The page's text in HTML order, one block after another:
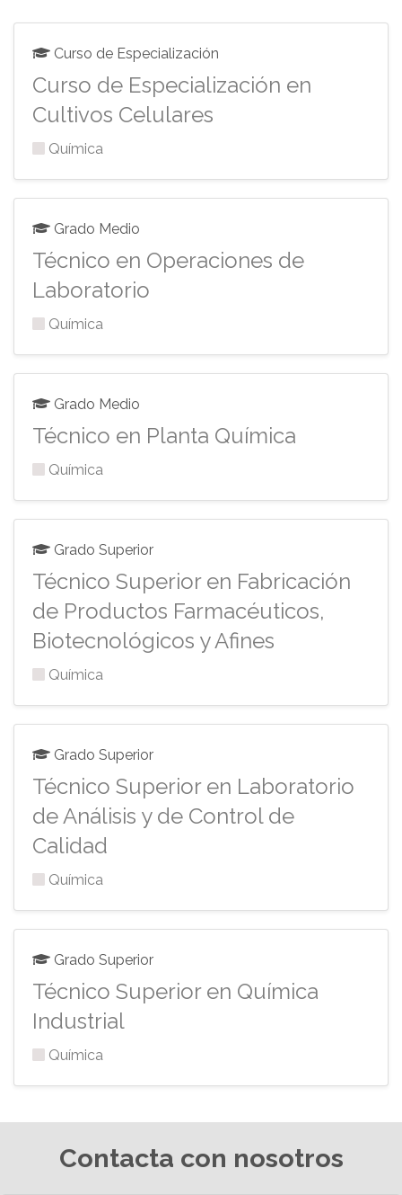
Curso de Especialización
Curso de Especialización en
Cultivos Celulares
Química
Grado Medio
Técnico en Operaciones de
Laboratorio
Química
Grado Medio
Técnico en Planta Química
Química
Grado Superior
Técnico Superior en Fabricación
de Productos Farmacéuticos,
Biotecnológicos y Afines
Química
Grado Superior
Técnico Superior en Laboratorio
de Análisis y de Control de
Calidad
Química
Grado Superior
Técnico Superior en Química
Industrial
Química
Contacta con nosotros